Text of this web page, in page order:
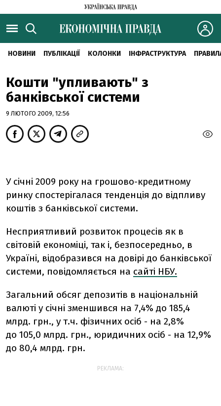
НОВИНИ ПУБЛІКАЦІЇ КОЛОНКИ ІНФРАСТРУКТУРА
Кошти "упливають" з
банківської системи
9 ЛЮТОГО 2009, 12:56
У січні 2009 року на грошово-кредитному
ринку спостерігалася тенденція до відпливу
коштів з банківської системи.
Несприятливий розвиток процесів як в
світовій економіці, так і, безпосередньо, в
Україні, відобразився на довірі до банківської
системи, повідомляється на сайті НБУ.
Загальний обсяг депозитів в національній
валюті у січні зменшився на 7,4% до 185,4
млрд. грн., у т.ч. фізичних осіб - на 2,8%
до 105,0 млрд. грн., юридичних осіб - на 12,9%
до 80,4 млрд. грн.
РЕКЛАМА: